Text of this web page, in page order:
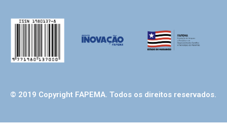
© 2019 Copyright FAPEMA. Todos os direitos reservados.